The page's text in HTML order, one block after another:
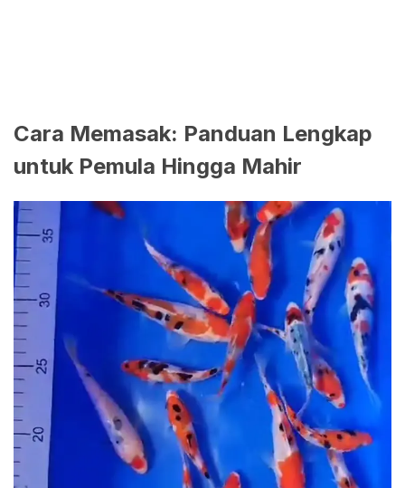
Cara Memasak: Panduan Lengkap
untuk Pemula Hingga Mahir